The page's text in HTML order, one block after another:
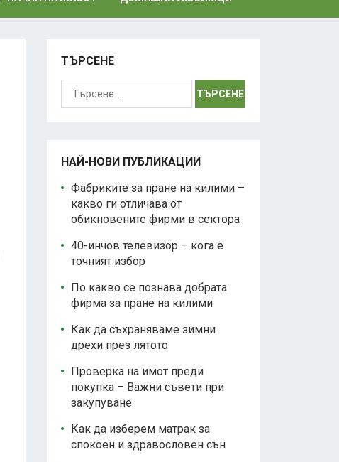
ТЪРСЕНЕ
Търсене
НАЙ-НОВИ ПУБЛИКАЦИИ
Фабриките за пране на килими –
какво ги отличава от
обикновените фирми в сектора
40-инчов телевизор – кога е
точният избор
По какво се познава добрата
фирма за пране на килими
Как да съхраняваме зимни
дрехи през лятото
Проверка на имот преди
покупка – Важни съвети при
закупуване
Как да изберем матрак за
спокоен и здравословен сън